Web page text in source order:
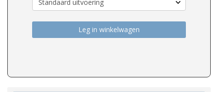
Leg in winkelwagen